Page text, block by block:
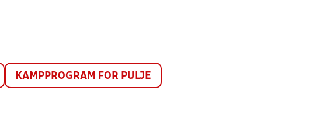
KAMPPROGRAM FOR PULJE